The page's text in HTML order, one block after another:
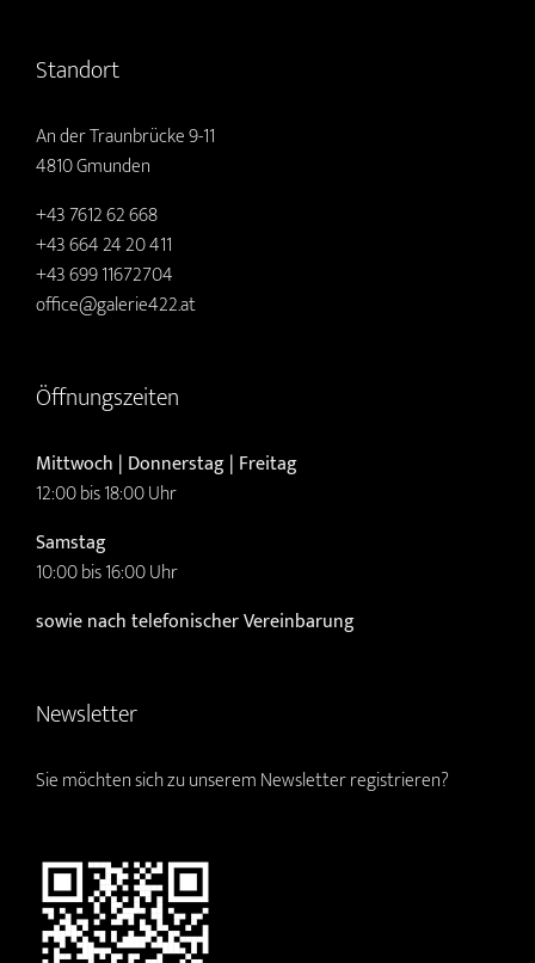
Standort
An der Traunbrücke 9-11
4810 Gmunden
+43 7612 62 668
+43 664 24 20 411
+43 699 11672704
office@galerie422.at
Öffnungszeiten
Mittwoch | Donnerstag | Freitag
12:00 bis 18:00 Uhr
Samstag
10:00 bis 16:00 Uhr
sowie nach telefonischer Vereinbarung
Newsletter
Sie möchten sich zu unserem Newsletter registrieren?